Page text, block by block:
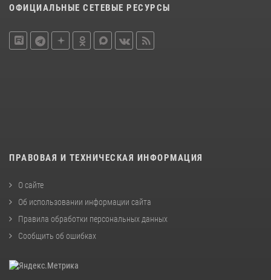
ОФИЦИАЛЬНЫЕ СЕТЕВЫЕ РЕСУРСЫ
ПРАВОВАЯ И ТЕХНИЧЕСКАЯ ИНФОРМАЦИЯ
О сайте
Об использовании информации сайта
Правила обработки персональных данных
Сообщить об ошибках